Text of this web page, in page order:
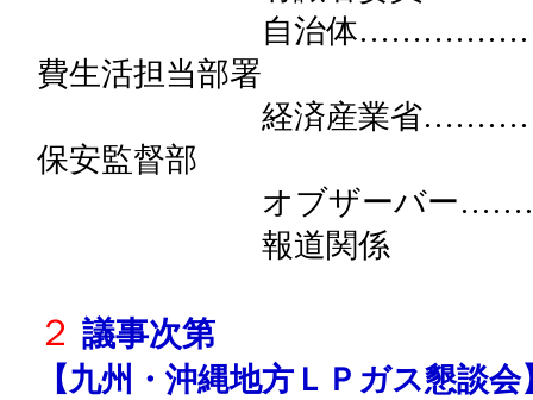
自治体………………各都道
費生活担当部署
経済産業省…………経済産
保安監督部
オブザーバー………ＬＰ
報道関係
２ 議事次第
【九州・沖縄地方ＬＰガス懇談会